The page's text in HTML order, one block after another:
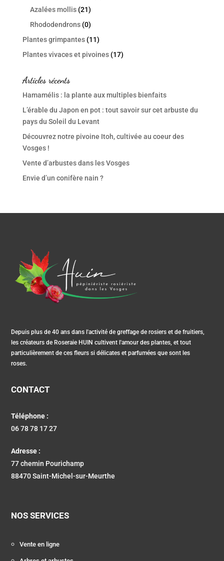
Azalées mollis (21)
Rhododendrons (0)
Plantes grimpantes (11)
Plantes vivaces et pivoines (17)
Articles récents
Hamamélis : la plante aux multiples bienfaits
L’érable du Japon en pot : tout savoir sur cet arbuste du
pays du Soleil du Levant
Découvrez notre pivoine Itoh, cultivée au coeur des
Vosges !
Vente d’arbustes dans les Vosges
Envie d’un conifère nain ?
Depuis plus de 40 ans dans l'activité de greffage de rosiers et de fruitiers,
les créateurs de Roseraie HUIN cultivent l'amour des plantes, et tout
particulièrement de ces fleurs si délicates et parfumées que sont les
roses.
CONTACT
Téléphone :
06 78 78 17 27
Adresse :
77 chemin Pourichamp
88470 Saint-Michel-sur-Meurthe
NOS SERVICES
Vente en ligne